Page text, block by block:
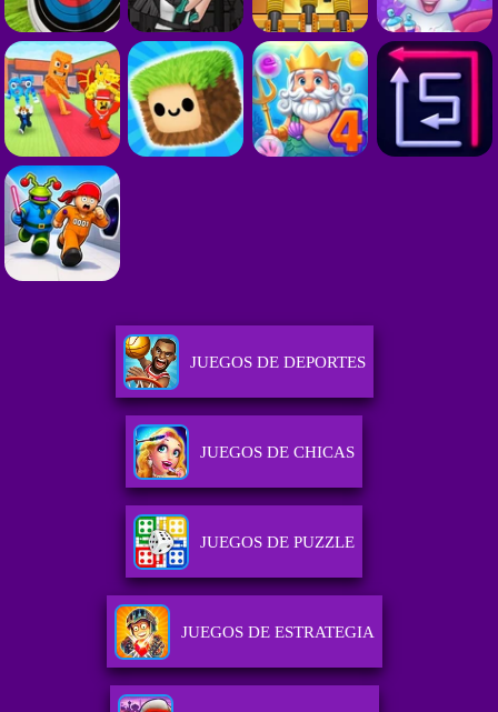
JUEGOS DE DEPORTES
JUEGOS DE CHICAS
JUEGOS DE PUZZLE
JUEGOS DE ESTRATEGIA